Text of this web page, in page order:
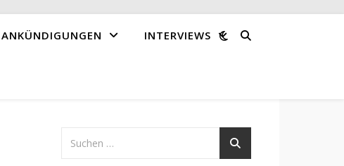
ANKÜNDIGUNGEN INTERVIEWS